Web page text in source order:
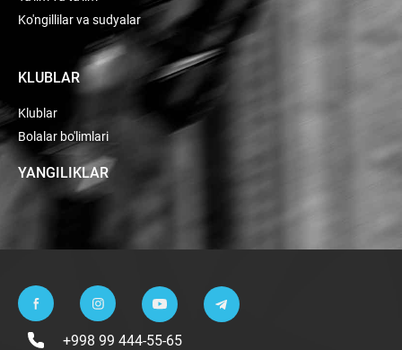
Ko'ngillilar va sudyalar
KLUBLAR
Klublar
Bolalar bo'limlari
YANGILIKLAR
+998 99 444-55-65